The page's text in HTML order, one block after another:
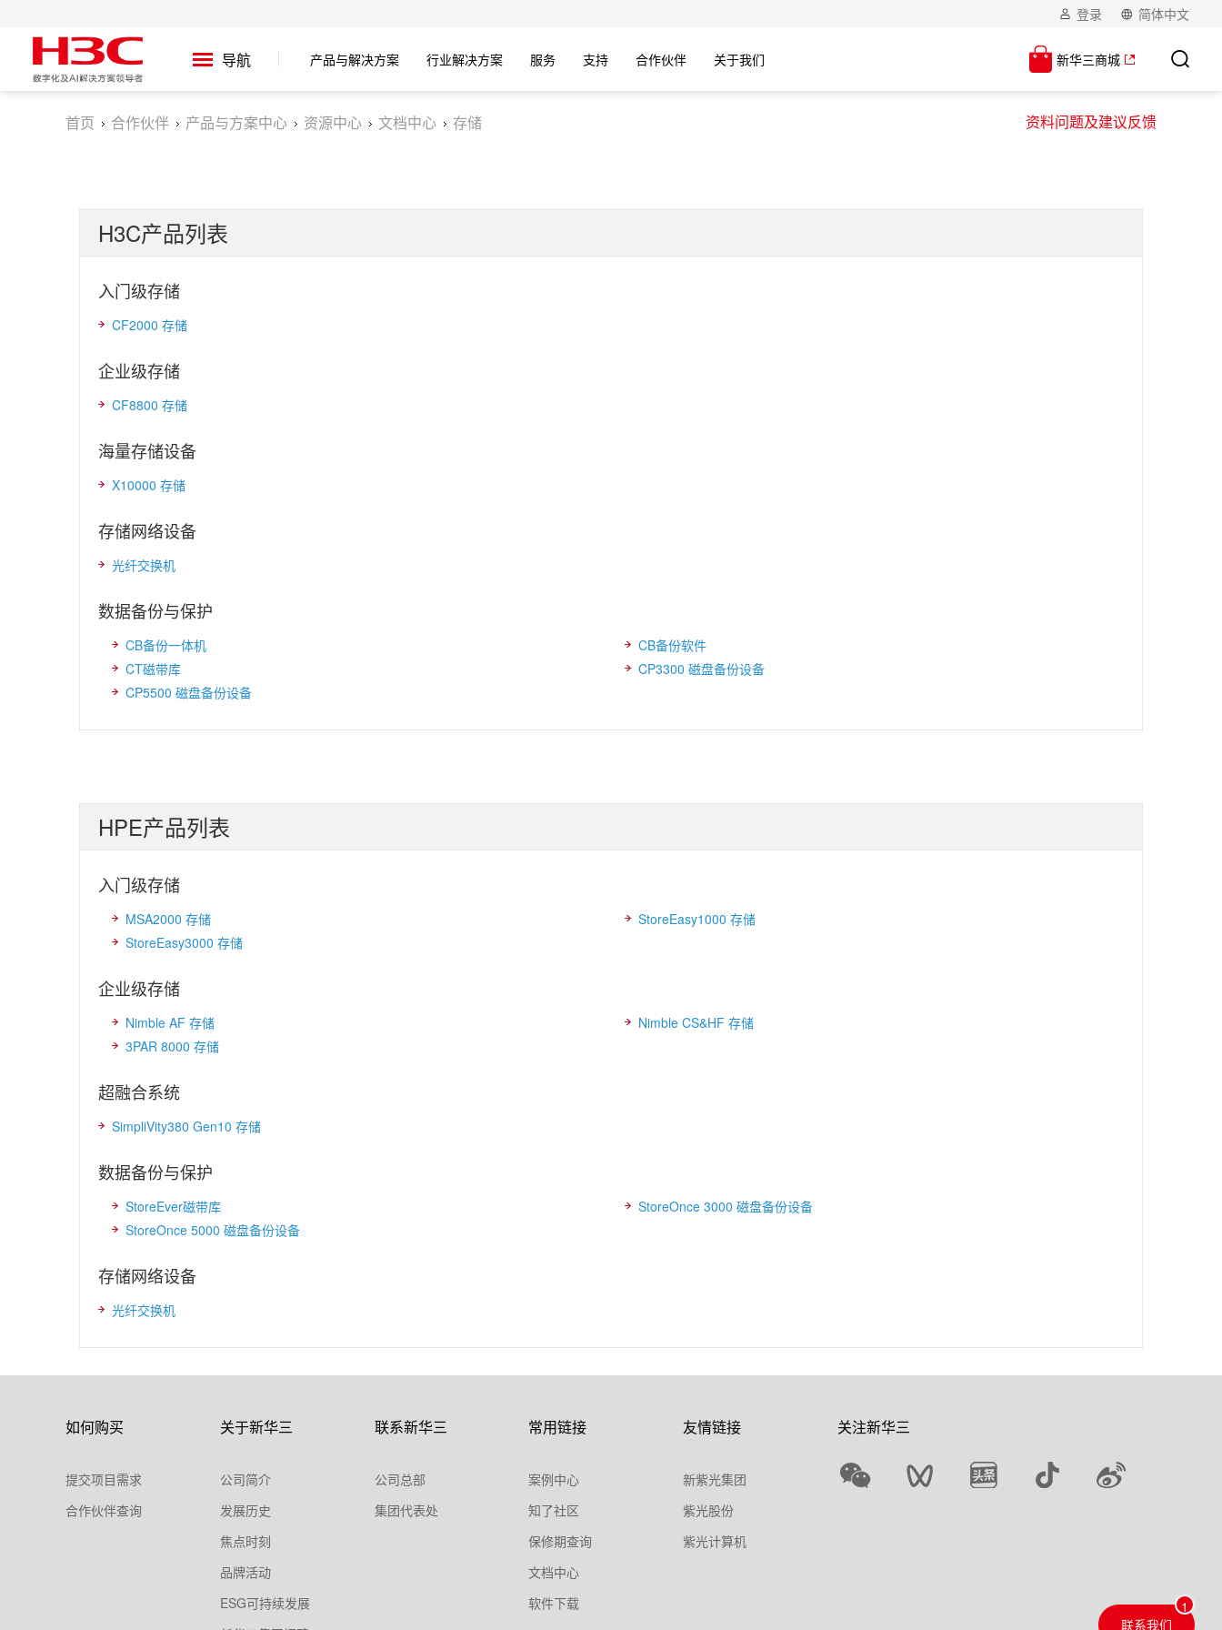
登录 简体中文
导航 产品与解决方案 行业解决方案 服务 支持 合作伙伴 关于我们 新华三商城
资料问题及建议反馈
首页 合作伙伴 产品与方案中心 资源中心 文档中心 存储
H3C产品列表
入门级存储
CF2000 存储
企业级存储
CF8800 存储
海量存储设备
X10000 存储
存储网络设备
光纤交换机
数据备份与保护
CB备份一体机
CT磁带库
CP5500 磁盘备份设备
CB备份软件
CP3300 磁盘备份设备
HPE产品列表
入门级存储
MSA2000 存储
StoreEasy3000 存储
StoreEasy1000 存储
企业级存储
Nimble AF 存储
3PAR 8000 存储
Nimble CS&HF 存储
超融合系统
SimpliVity380 Gen10 存储
数据备份与保护
StoreEver磁带库
StoreOnce 5000 磁盘备份设备
StoreOnce 3000 磁盘备份设备
存储网络设备
光纤交换机
如何购买
提交项目需求
合作伙伴查询
关于新华三
公司简介
发展历史
焦点时刻
品牌活动
ESG可持续发展
联系新华三
公司总部
集团代表处
常用链接
案例中心
知了社区
保修期查询
文档中心
软件下载
友情链接
新紫光集团
紫光股份
紫光计算机
关注新华三
联系我们